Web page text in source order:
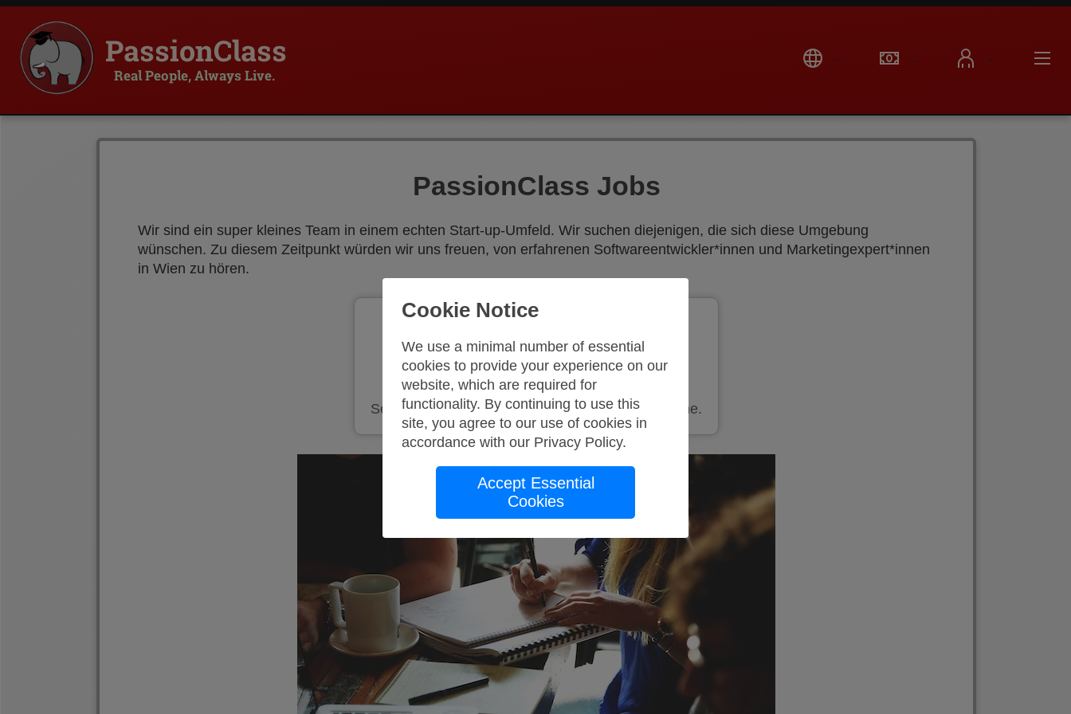
PassionClass
Real People, Always Live.
PassionClass Jobs
Wir sind ein super kleines Team in einem echten Start-up-Umfeld. Wir suchen diejenigen, die sich diese Umgebung
wünschen. Zu diesem Zeitpunkt würden wir uns freuen, von erfahrenen Softwareentwickler*innen und Marketingexpert*innen
in Wien zu hören.
Teach on PassionClass!
Design your
PassionClass
See all the steps to listing your PassionClass online.
Cookie Notice
We use a minimal number of essential
cookies to provide your experience on our
website, which are required for
functionality. By continuing to use this
site, you agree to our use of cookies in
accordance with our Privacy Policy.
Accept Essential
Cookies